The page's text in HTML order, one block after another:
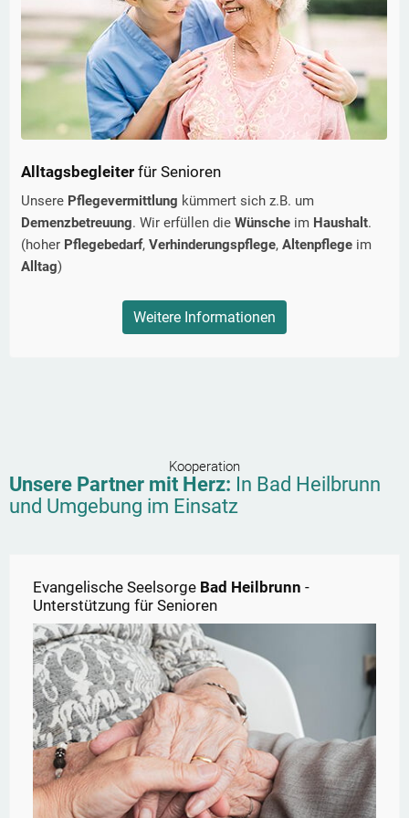
Alltagsbegleiter für Senioren
Unsere Pflegevermittlung kümmert sich z.B. um
Demenzbetreuung. Wir erfüllen die Wünsche im Haushalt.
(hoher Pflegebedarf, Verhinderungspflege, Altenpflege im
Alltag)
Weitere Informationen
Kooperation
Unsere Partner mit Herz: In Bad Heilbrunn
und Umgebung im Einsatz
Evangelische Seelsorge Bad Heilbrunn -
Unterstützung für Senioren